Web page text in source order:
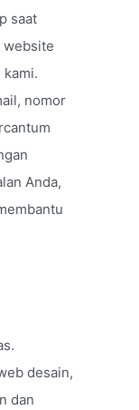
saat
website
kami.
nomor
Anda,
desain,
dan